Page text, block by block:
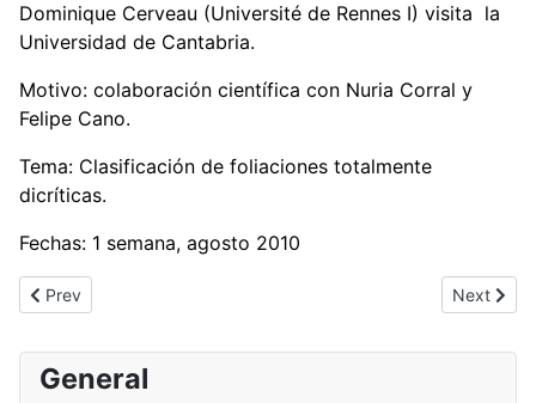
General
Dominique Cerveau (Université de Rennes I) visita la
Universidad de Cantabria.
Motivo: colaboración científica con Nuria Corral y
Felipe Cano.
Tema: Clasificación de foliaciones totalmente
dicríticas.
Fechas: 1 semana, agosto 2010
Previous article: Abramo Hefez en la UNICAN
Prev Next
Next